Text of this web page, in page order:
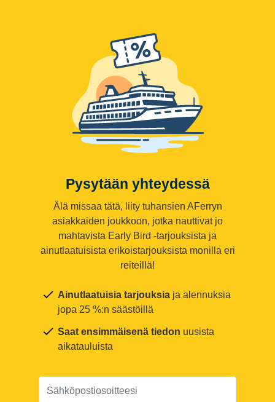
Pysytään yhteydessä
Älä missaa tätä, liity tuhansien AFerryn
asiakkaiden joukkoon, jotka nauttivat jo
mahtavista Early Bird -tarjouksista ja
ainutlaatuisista erikoistarjouksista monilla eri
reiteillä!
Ainutlaatuisia tarjouksia ja alennuksia
jopa 25 %:n säästöillä
Saat ensimmäisenä tiedon uusista
aikatauluista